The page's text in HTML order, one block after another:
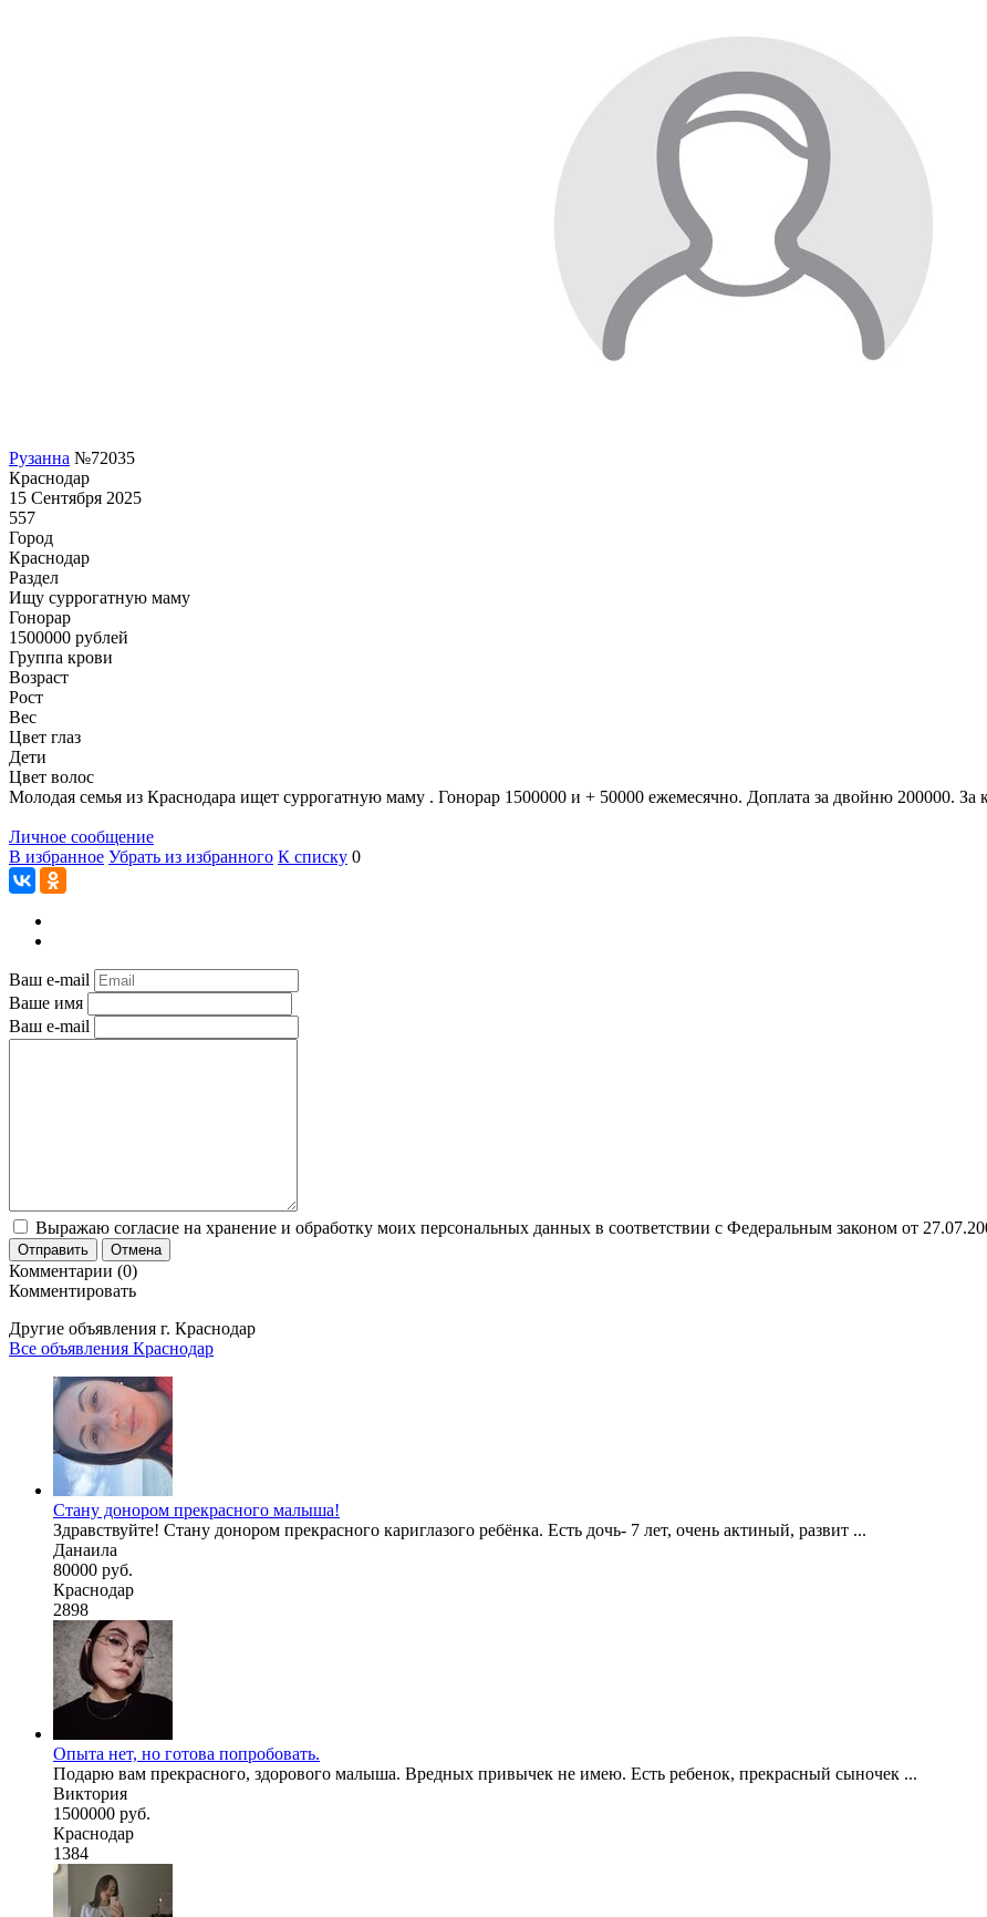
Рузанна №72035
Краснодар
15 Сентября 2025
557
Город
Краснодар
Раздел
Ищу суррогатную маму
Гонoрар
1500000 рублей
Группа крови
Возраст
Рост
Вес
Цвет глаз
Дети
Цвет волос
Молодая семья из Краснодара ищет суррогатную маму . Гонорар 1500000 и + 50000 ежемесячно. Доплата за двойню 200000. За
Личное сообщение
В избранное Убрать из избранного К списку 0
Ваш e-mail
Ваше имя
Ваш e-mail
Выражаю согласие на хранение и обработку моих персональных данных в соответствии с Федеральным законом от
Отправить Отмена
Комментарии (0)
Комментировать
Другие объявления г. Краснодар
Все объявления Краснодар
Стану донором прекрасного малыша!
Здравствуйте! Стану донором прекрасного кариглазого ребёнка. Есть дочь- 7 лет, очень актиный, развит ...
Данаила
80000 руб.
Краснодар
2898
Опыта нет, но готова попробовать.
Подарю вам прекрасного, здорового малыша. Вредных привычек не имею. Есть ребенок, прекрасный сыночек ...
Виктория
1500000 руб.
Краснодар
1384